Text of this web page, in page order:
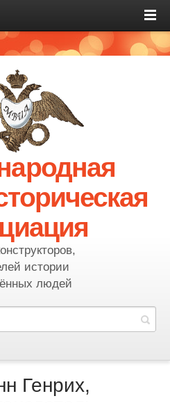
истории
людей
Генрих,